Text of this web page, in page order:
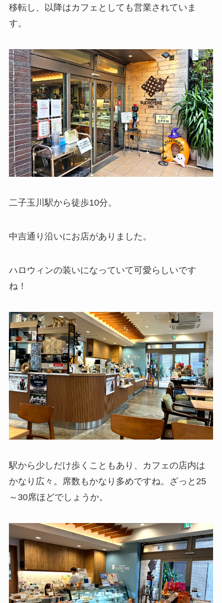
移転し、以降はカフェとしても営業されていま
す。
二子玉川駅から徒歩10分。
中吉通り沿いにお店がありました。
ハロウィンの装いになっていて可愛らしいです
ね！
駅から少しだけ歩くこともあり、カフェの店内は
かなり広々。席数もかなり多めですね。ざっと25
～30席ほどでしょうか。